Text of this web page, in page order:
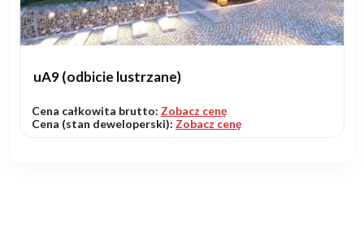
uA9 (odbicie lustrzane)
Cena całkowita brutto: Zobacz cenę
Cena (stan deweloperski): Zobacz cenę